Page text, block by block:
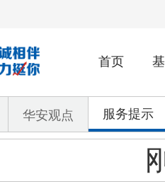
首页
华安观点 服务提示